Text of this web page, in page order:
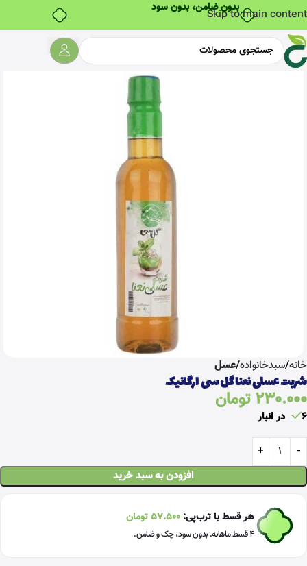
Skip to main content
خانه سبدخانواده عسل
شربت عسلی نعنا گل سی ارگانیک
230.000تومان
6 در انبار
افزودن به سبد خرید
هر قسط با ترب‌پی: 57.500تومان
۴ قسط ماهانه. بدون سود، چک و ضامن.